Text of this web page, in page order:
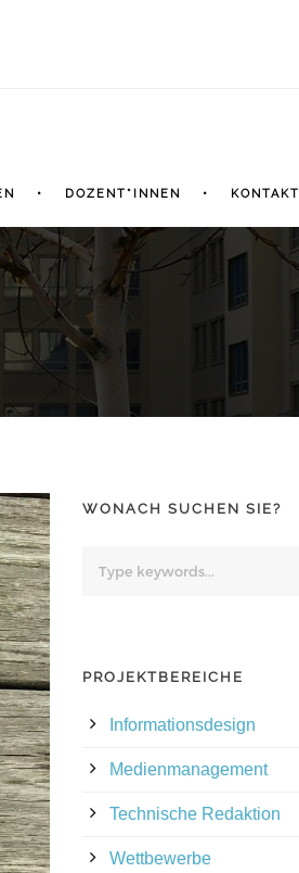
DOZENT*INNEN KONTAKT
WONACH SUCHEN SIE?
PROJEKTBEREICHE
Informationsdesign
Medienmanagement
Technische Redaktion
Wettbewerbe